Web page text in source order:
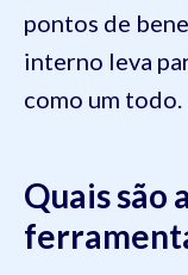
pontos de
interno leva
como um todo.
Quais são